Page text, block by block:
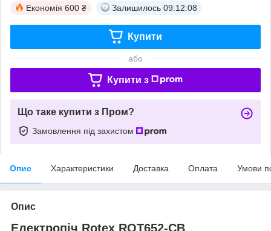
Економія 600 ₴ Залишилось 09:12:08
Купити
або
Купити з
Що таке купити з Пром?
Замовлення під захистом
Опис Характеристики Доставка Оплата Умови
Опис
Електропіч Rotex ROT652-СВ